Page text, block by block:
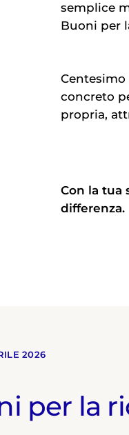
semplice
Buoni per
concreto
propria,
Con la tua
differenza.
2026
per la